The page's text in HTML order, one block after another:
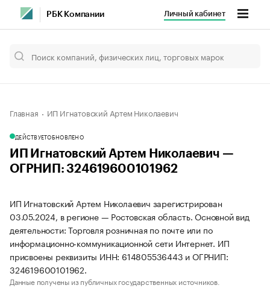
РБК Компании Личный кабинет
Главная ИП Игнатовский Артем Николаевич
ДЕЙСТВУЕТОБНОВЛЕНО
ИП Игнатовский Артем Николаевич —
ОГРНИП: 324619600101962
ИП Игнатовский Артем Николаевич зарегистрирован
03.05.2024, в регионе — Ростовская область. Основной вид
деятельности: Торговля розничная по почте или по
информационно-коммуникационной сети Интернет. ИП
присвоены реквизиты ИНН: 614805536443 и ОГРНИП:
324619600101962.
Данные получены из публичных государственных источников.